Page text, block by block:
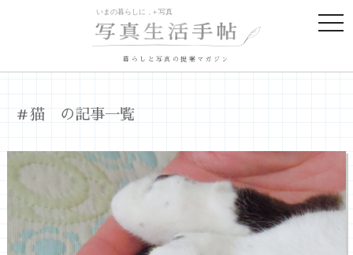
暮らしと写真の提案マガジン
＃猫 の記事一覧